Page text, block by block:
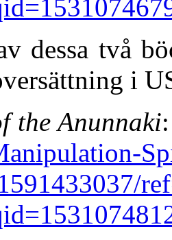
dessa två
i
the Anunnaki